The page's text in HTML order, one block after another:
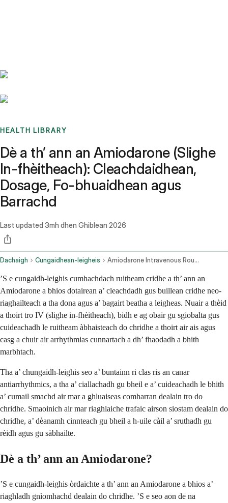
HEALTH LIBRARY
Dè a th’ ann an Amiodarone (Slighe
In-fhèitheach): Cleachdaidhean,
Dosage, Fo-bhuaidhean agus
Barrachd
Last updated 3mh dhen Ghiblean 2026
Dachaigh Cungaidhean-leigheis Amiodarone Intravenous Route
’S e cungaidh-leighis cumhachdach ruitheam cridhe a th’ ann an
Amiodarone a bhios dotairean a’ cleachdadh gus buillean cridhe neo-
riaghailteach a tha dona agus a’ bagairt beatha a leigheas. Nuair a thèid
a thoirt tro IV (slighe in-fhèitheach), bidh e ag obair gu sgiobalta gus
cuideachadh le ruitheam àbhaisteach do chridhe a thoirt air ais agus
casg a chuir air arrhythmias cunnartach a dh’ fhaodadh a bhith
marbhtach.
Tha a’ chungaidh-leighis seo a’ buntainn ri clas ris an canar
antiarrhythmics, a tha a’ ciallachadh gu bheil e a’ cuideachadh le bhith
a’ cumail smachd air mar a ghluaiseas comharran dealain tro do
chridhe. Smaoinich air mar riaghlaiche trafaic airson siostam dealain do
chridhe, a’ dèanamh cinnteach gu bheil a h-uile càil a’ sruthadh gu
rèidh agus gu sàbhailte.
Dè a th’ ann an Amiodarone?
’S e cungaidh-leighis òrdaichte a th’ ann an Amiodarone a bhios a’
riaghladh gnìomhachd dealain do chridhe. ’S e seo aon de na